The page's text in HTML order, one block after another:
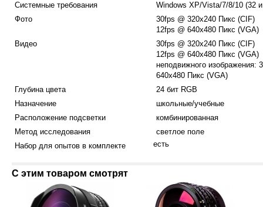
Системные требования
Windows XP/Vista/7/8/10 (32
Фото
30fps @ 320x240 Пикс (CIF)
12fps @ 640x480 Пикс (VGA)
Видео
30fps @ 320x240 Пикс (CIF)
12fps @ 640x480 Пикс (VGA)
неподвижного изображения:
640x480 Пикс (VGA)
Глубина цвета
24 бит RGB
Назначение
школьные/учебные
Расположение подсветки
комбинированная
Метод исследования
светлое поле
Набор для опытов в комплекте
есть
С этим товаром смотрят